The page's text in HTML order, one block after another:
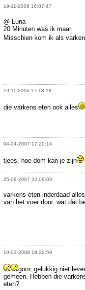
19-11-2006 16:07:47
@ Luna
20 Minuten was ik maar.
Misschien kom ik als
19-11-2006 17:13:18
die varkens eten ook alles
04-04-2007 17:20:14
tjees, hoe dom kan je zijn
25-08-2007 22:09:03
varkens eten inderdaad
van het voer door. wat dat
10-03-2008 18:22:59
goor, gelukkig niet
gemeen. Hebben die
eten?